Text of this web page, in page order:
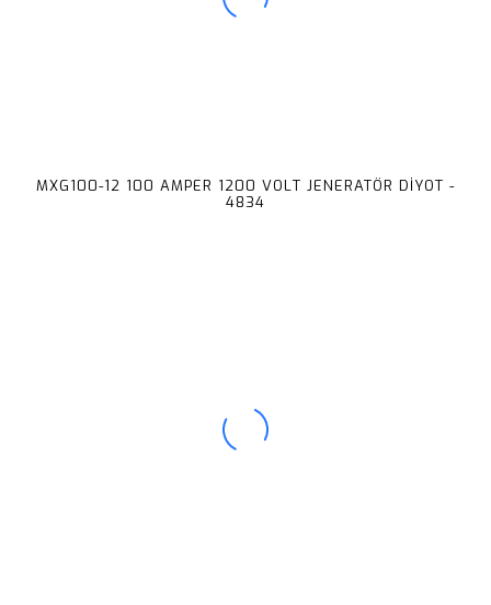
MXG100-12 100 AMPER 1200 VOLT JENERATÖR DİYOT -
4834